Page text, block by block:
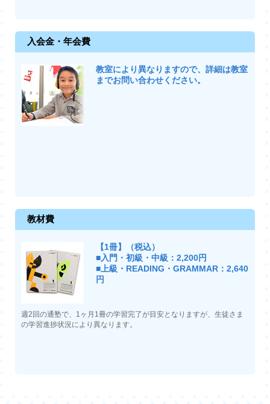
入会金・年会費
教室により異なりますので、詳細は教室
までお問い合わせください。
教材費
【1冊】（税込）
■入門・初級・中級：2,200円
■上級・READING・GRAMMAR：2,640
円
週2回の通塾で、1ヶ月1冊の学習完了が目安となりますが、生徒さま
の学習進捗状況により異なります。